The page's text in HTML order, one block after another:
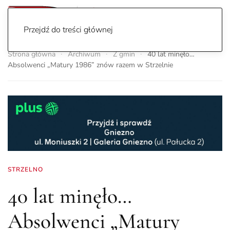
Przejdź do treści głównej
Strona główna Archiwum Z gmin
40 lat minęło…
Absolwenci „Matury 1986” znów razem w Strzelnie
STRZELNO
40 lat minęło…
Absolwenci „Matury